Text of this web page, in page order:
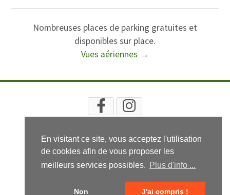
En visitant ce site, vous acceptez l'utilisation
de cookies afin de vous proposer les
meilleurs services possibles.
Plus d'info ...
Non J'ai compris !
Nombreuses places de parking gratuites et
disponibles sur place.
Vues aériennes →
© 2020 - 2024 Isabelle Pascal - Isatelier